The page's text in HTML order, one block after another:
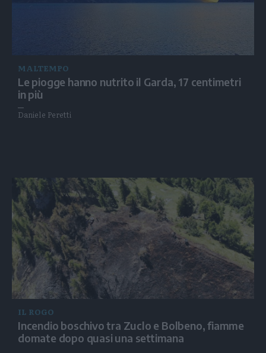
MALTEMPO
Le piogge hanno nutrito il Garda, 17 centimetri
in più
Daniele Peretti
IL ROGO
Incendio boschivo tra Zuclo e Bolbeno, fiamme
domate dopo quasi una settimana